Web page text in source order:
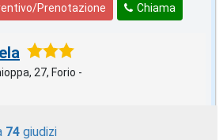
Chiama
Prenotazione
27, Forio -
74 giudizi